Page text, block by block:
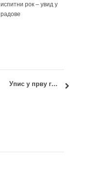
испитни рок – увид у
радове
Упис у прву годину МАС 2016/17: ПРЕЛИМИНАРНЕ РАНГ ЛИСТЕ